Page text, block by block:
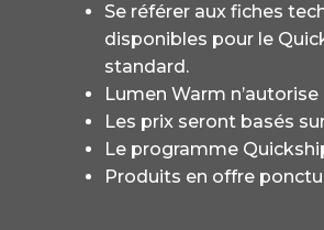
Se référer aux fiches
disponibles pour le
standard.
Lumen Warm
Les prix seront basés
Le programme
Produits en offre